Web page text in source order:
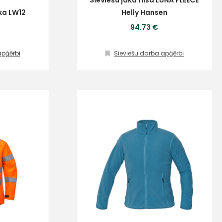
LW12
Helly Hansen
94.73 €
Sieviešu darba apģērbi
veikala
un īpašos piedāvājumus e-